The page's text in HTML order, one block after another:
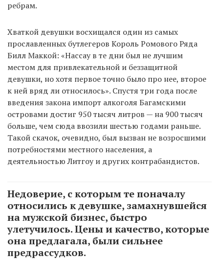
ребрам.
Хваткой девушки восхищался один из самых
прославленных бутлегеров Король Ромового Ряда
Билл Маккой: «Нассау в те дни был не лучшим
местом для привлекательной и беззащитной
девушки, но хотя первое точно было про нее, второе
к ней вряд ли относилось». Спустя три года после
введения закона импорт алкоголя Багамскими
островами достиг 950 тысяч литров — на 900 тысяч
больше, чем сюда ввозили шестью годами раньше.
Такой скачок, очевидно, был вызван не возросшими
потребностями местного населения, а
деятельностью Литгоу и других контрабандистов.
Недоверие, с которым те поначалу
относились к девушке, замахнувшейся
на мужской бизнес, быстро
улетучилось. Цены и качество, которые
она предлагала, были сильнее
предрассудков.